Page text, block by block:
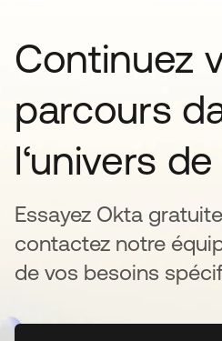
Continuez
parcours
l‘univers
Essayez Okta
contactez notre
de vos besoins